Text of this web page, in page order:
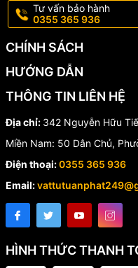
📦 Giao hàng toàn quốc –
Tư vấn bảo hành
0355 365 936
CHÍNH SÁCH
HƯỚNG DẪN
THÔNG TIN LIÊN HỆ
Địa chỉ: 342 Nguyễn Hữu
Miền Nam: 50 Dân Chủ,
Điện thoại:0355 365 936
Email:
HÌNH THỨC THANH